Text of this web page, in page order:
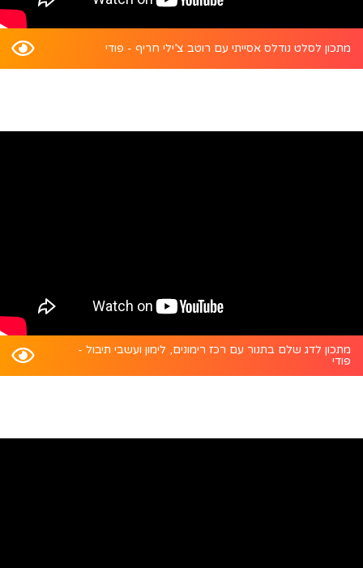
מתכון לסלט נודלס אסייתי עם רוטב צ’ילי חריף - פודי
מתכון לדג שלם בתנור עם רכז רימונים, לימון ועשבי תיבול -
פודי